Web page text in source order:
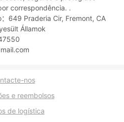
correspondência. .
649 Praderia Cir, Fremont, CA
Államok
nos
e reembolsos
de logística